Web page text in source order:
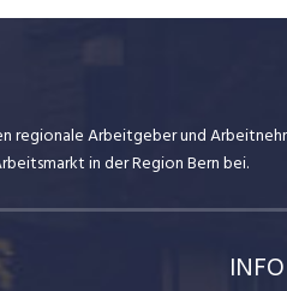
regionale Arbeitgeber und
in der Region Bern bei.
INFO